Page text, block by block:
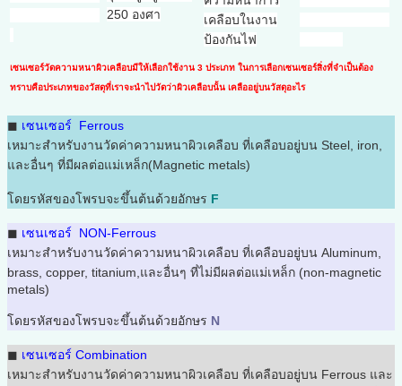
250 องศา
เคลือบในงาน
ป้องกันไฟ
เซนเซอร์วัดความหนาผิวเคลือบมีให้เลือกใช้งาน 3 ประเภท ในการเลือกเซนเซอร์สิ่งที่จำเป็นต้อง
ทราบคือประเภทของวัสดุที่เราจะนำไปวัดว่าผิวเคลือบนั้น เคลืออยู่บนวัสดุอะไร
◼ เซนเซอร์ Ferrous
เหมาะสำหรับงานวัดค่าความหนาผิวเคลือบ ที่เคลือบอยู่บน Steel, iron,
และอื่นๆ ที่มีผลต่อแม่เหล็ก(Magnetic metals)
โดยรหัสของโพรบจะขึ้นต้นด้วยอักษร F
◼ เซนเซอร์ NON-Ferrous
เหมาะสำหรับงานวัดค่าความหนาผิวเคลือบ ที่เคลือบอยู่บน Aluminum,
brass, copper, titanium,และอื่นๆ ที่ไม่มีผลต่อแม่เหล็ก (non-magnetic
metals)
โดยรหัสของโพรบจะขึ้นต้นด้วยอักษร N
◼ เซนเซอร์ Combination
เหมาะสำหรับงานวัดค่าความหนาผิวเคลือบ ที่เคลือบอยู่บน Ferrous และ